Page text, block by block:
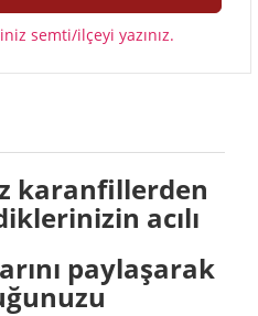
semti/ilçeyi yazınız.
karanfillerden
acılı
paylaşarak